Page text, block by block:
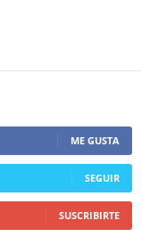
ME GUSTA
SEGUIR
SUSCRIBIRTE